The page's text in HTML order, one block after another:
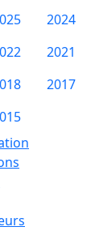
2024
2021
2017